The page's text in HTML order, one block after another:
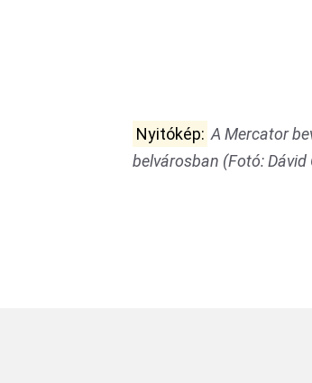
Nyitókép: A Mercator
belvárosban (Fotó: Dávid